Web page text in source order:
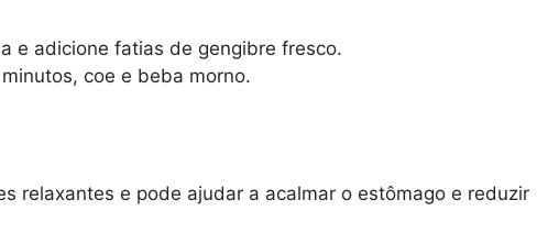
e adicione fatias de gengibre fresco.
coe e beba morno.
relaxantes e pode ajudar a acalmar o estômago e reduzir